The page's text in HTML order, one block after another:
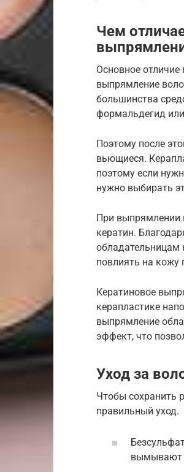
Чем
Основное
выпрямление
большинства
формальдегид
Поэтому после
вьющиеся.
поэтому если
нужно выбирать
При выпрямлении
кератин.
обладательницам
повлиять на кожу
Кератиновое
керапластике
выпрямление
эффект, что
Уход за
Чтобы сохранить
правильный уход.
вымывают